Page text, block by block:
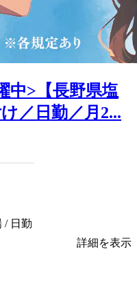
中>【長野県塩
／日勤／月2...
/ 日勤
詳細を表示